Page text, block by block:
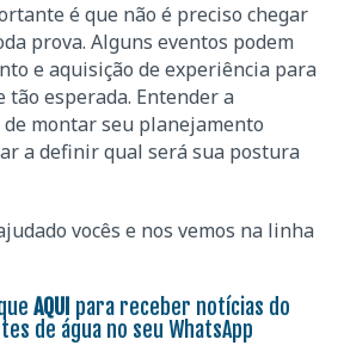
é que não é preciso chegar
prova. Alguns eventos podem
e aquisição de experiência para
tão esperada. Entender a
montar seu planejamento
a definir qual será sua postura
vocês e nos vemos na linha
AQUI para receber notícias do
de água no seu WhatsApp